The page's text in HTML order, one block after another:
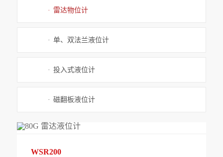
· 雷达物位计
· 单、双法兰液位计
· 投入式液位计
· 磁翻板液位计
WSR200